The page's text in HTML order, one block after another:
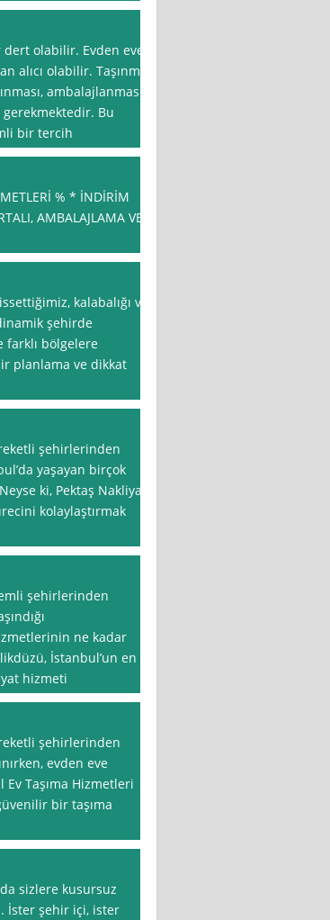
olabilir. Evden eve
olabilir. Taşınma
ambalajlanması,
Bu
bir tercih
% * İNDİRİM
AMBALAJLAMA VE
kalabalığı ve
şehirde
farklı bölgelere
planlama ve dikkat
şehirlerinden
yaşayan birçok
ki, Pektaş Nakliyat
kolaylaştırmak
şehirlerinden
ne kadar
İstanbul’un en
hizmeti
şehirlerinden
evden eve
Taşıma Hizmetleri
bir taşıma
sizlere kusursuz
İster şehir içi, ister